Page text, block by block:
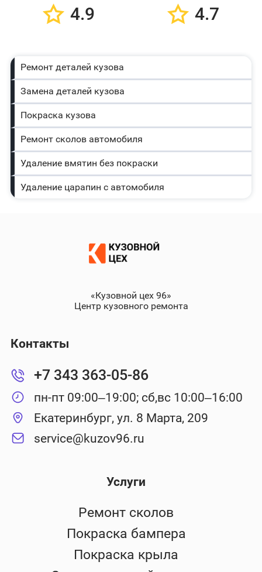
4.9 4.7
Ремонт деталей кузова
Замена деталей кузова
Покраска кузова
Ремонт сколов автомобиля
Удаление вмятин без покраски
Удаление царапин с автомобиля
«Кузовной цех 96»
Центр кузовного ремонта
Услуги
Ремонт сколов
Покраска бампера
Покраска крыла
Контакты
+7 343 363-05-86
пн-пт 09:00–19:00; сб,вс 10:00–16:00
Екатеринбург, ул. 8 Марта, 209
service@kuzov96.ru